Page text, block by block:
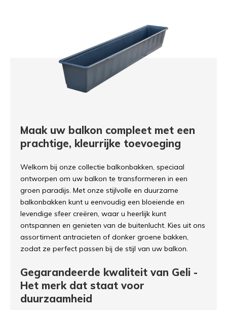
Maak uw balkon compleet met een
prachtige, kleurrijke toevoeging
Welkom bij onze collectie balkonbakken, speciaal
ontworpen om uw balkon te transformeren in een
groen paradijs. Met onze stijlvolle en duurzame
balkonbakken kunt u eenvoudig een bloeiende en
levendige sfeer creëren, waar u heerlijk kunt
ontspannen en genieten van de buitenlucht. Kies uit ons
assortiment antracieten of donker groene bakken,
zodat ze perfect passen bij de stijl van uw balkon.
Gegarandeerde kwaliteit van Geli -
Het merk dat staat voor
duurzaamheid